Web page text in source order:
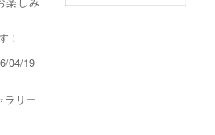
！
04/19
ラリー